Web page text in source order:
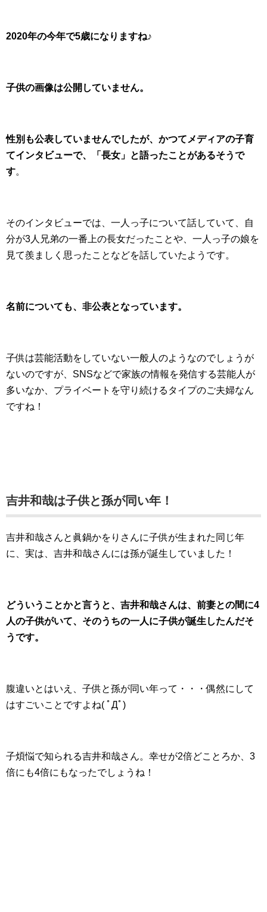
2020年の今年で5歳になりますね♪
子供の画像は公開していません。
性別も公表していませんでしたが、かつてメディアの子育
てインタビューで、「長女」と語ったことがあるそうで
す。
そのインタビューでは、一人っ子について話していて、自
分が3人兄弟の一番上の長女だったことや、一人っ子の娘を
見て羨ましく思ったことなどを話していたようです。
名前についても、非公表となっています。
子供は芸能活動をしていない一般人のようなのでしょうが
ないのですが、SNSなどで家族の情報を発信する芸能人が
多いなか、プライベートを守り続けるタイプのご夫婦なん
ですね！
吉井和哉は子供と孫が同い年！
吉井和哉さんと眞鍋かをりさんに子供が生まれた同じ年
に、実は、吉井和哉さんには孫が誕生していました！
どういうことかと言うと、吉井和哉さんは、前妻との間に4
人の子供がいて、そのうちの一人に子供が誕生したんだそ
うです。
腹違いとはいえ、子供と孫が同い年って・・・偶然にして
はすごいことですよね( ﾟДﾟ)
子煩悩で知られる吉井和哉さん。幸せが2倍どことろか、3
倍にも4倍にもなったでしょうね！